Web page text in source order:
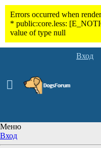
Вход
Меню
Вход